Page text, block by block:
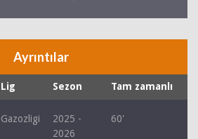
Ayrıntılar
Lig Sezon Tam zamanlı
Gazozligi
2025 -
2026
60'